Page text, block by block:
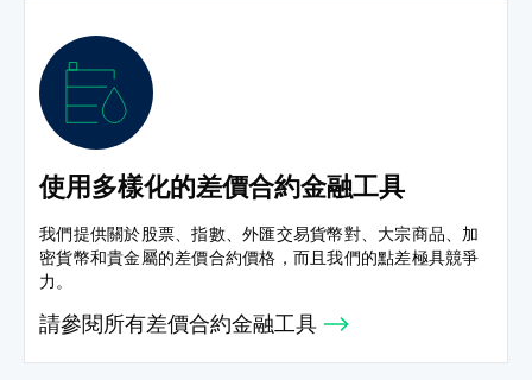
使用多樣化的差價合約金融工具
我們提供關於股票、指數、外匯交易貨幣對、大宗商品、加
密貨幣和貴金屬的差價合約價格，而且我們的點差極具競爭
力。
請參閱所有差價合約金融工具